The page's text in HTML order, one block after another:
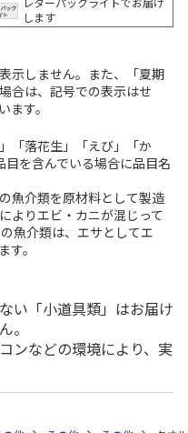
します
示しません。また、「夏期
合は、記号での表示はせ
す。
「落花生」「えび」「か
を含んでいる場合に品目名
魚介類を原材料として製造
よりエビ・カニが混じって
魚介類は、エサとしてエ
。
い「小道具類」はお届け
。
ンなどの環境により、実